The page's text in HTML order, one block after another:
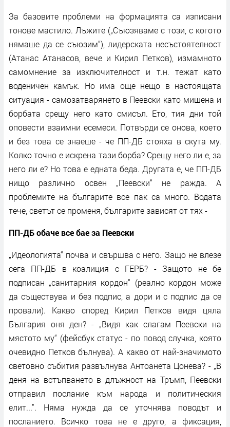
За базовите проблеми на формацията са изписани
тонове мастило. Лъжите („Съюзяваме с този, с когото
нямаше да се съюзим“), лидерската несъстоятелност
(Атанас Атанасов, вече и Кирил Петков), измамното
самомнение за изключителност и т.н. тежат като
воденичен камък. Но има още нещо в настоящата
ситуация - самозатварянето в Пеевски като мишена и
борбата срещу него като смисъл. Ето, тия дни той
оповести взаимни есемеси. Потвърди се онова, което
и без това се знаеше - че ПП-ДБ стояха в скута му.
Колко точно е искрена тази борба? Срещу него ли е, за
него ли е? Но това е едната беда. Другата е, че ПП-ДБ
нищо различно освен „Пеевски“ не ражда. А
проблемите на българите все пак са много. Водата
тече, светът се променя, българите зависят от тях -
ПП-ДБ обаче все бае за Пеевски
„Идеологията“ почва и свършва с него. Защо не влезе
сега ПП-ДБ в коалиция с ГЕРБ? - Защото не бе
подписан „санитарния кордон“ (реално кордон може
да съществува и без подпис, а дори и с подпис да се
провали). Какво според Кирил Петков видя цяла
България оня ден? - „Видя как слагам Пеевски на
мястото му“ (фейсбук статус - по повод случка, която
очевидно Петков бълнува). А какво от най-значимото
световно събития развълнува Антоанета Цонева? - „В
деня на встъпването в длъжност на Тръмп, Пеевски
отправил послание към народа и политическия
елит...". Няма нужда да се уточнява поводът и
посланието. Всичко това не е друго, а фиксация,